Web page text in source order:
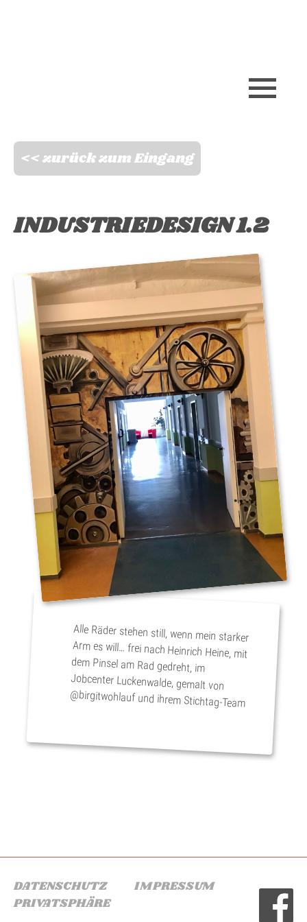
<< zurück zum Eingang
INDUSTRIEDESIGN 1.2
Alle Räder stehen still, wenn mein starker
Arm es will… frei nach Heinrich Heine, mit
dem Pinsel am Rad gedreht, im
Jobcenter Luckenwalde, gemalt von
@birgitwohlauf und ihrem Stichtag-Team
DATENSCHUTZ
IMPRESSUM
PRIVATSPHÄRE